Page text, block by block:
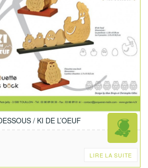
/ KI DE L’OEUF
LIRE LA SUITE